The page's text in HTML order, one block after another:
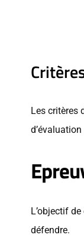
Les critères
d’évaluation
L’objectif
défendre.